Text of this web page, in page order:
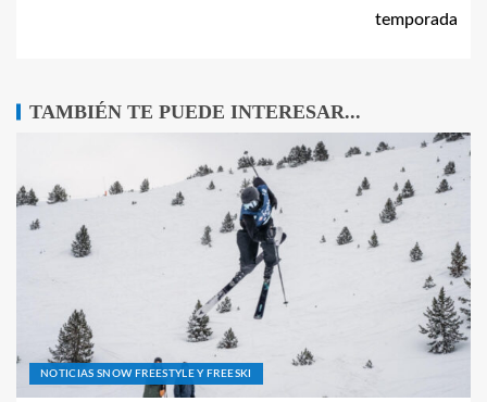
temporada
TAMBIÉN TE PUEDE INTERESAR...
NOTICIAS SNOW FREESTYLE Y FREESKI